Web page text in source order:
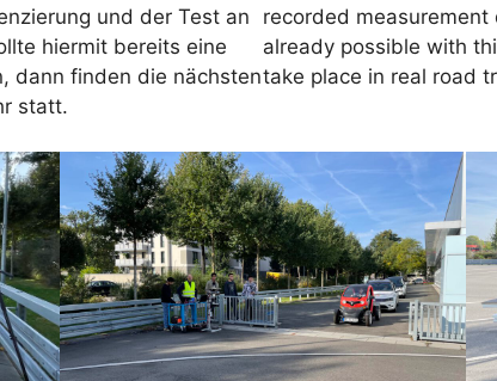
und der Test an
hiermit bereits eine
dann finden die nächsten
statt.
recorded
already possible with
take place in real road